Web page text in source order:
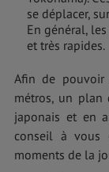
se déplacer,
En général,
et très rapides.
Afin de
métros, un plan
japonais et en
conseil à vous
moments de la